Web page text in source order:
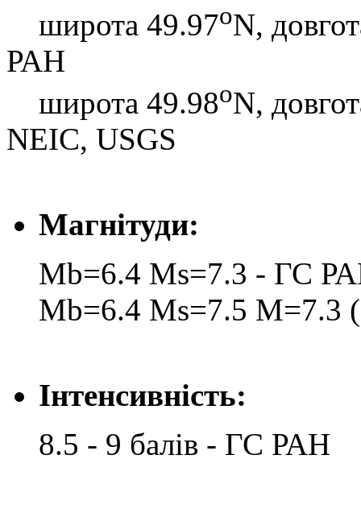
широта 49.97oN,
РАН
широта 49.98oN,
NEIC, USGS
Магнітуди:
Mb=6.4 Ms=7.3 - ГС
Mb=6.4 Ms=7.5 M=7.3
Інтенсивність:
8.5 - 9 балів - ГС РАН